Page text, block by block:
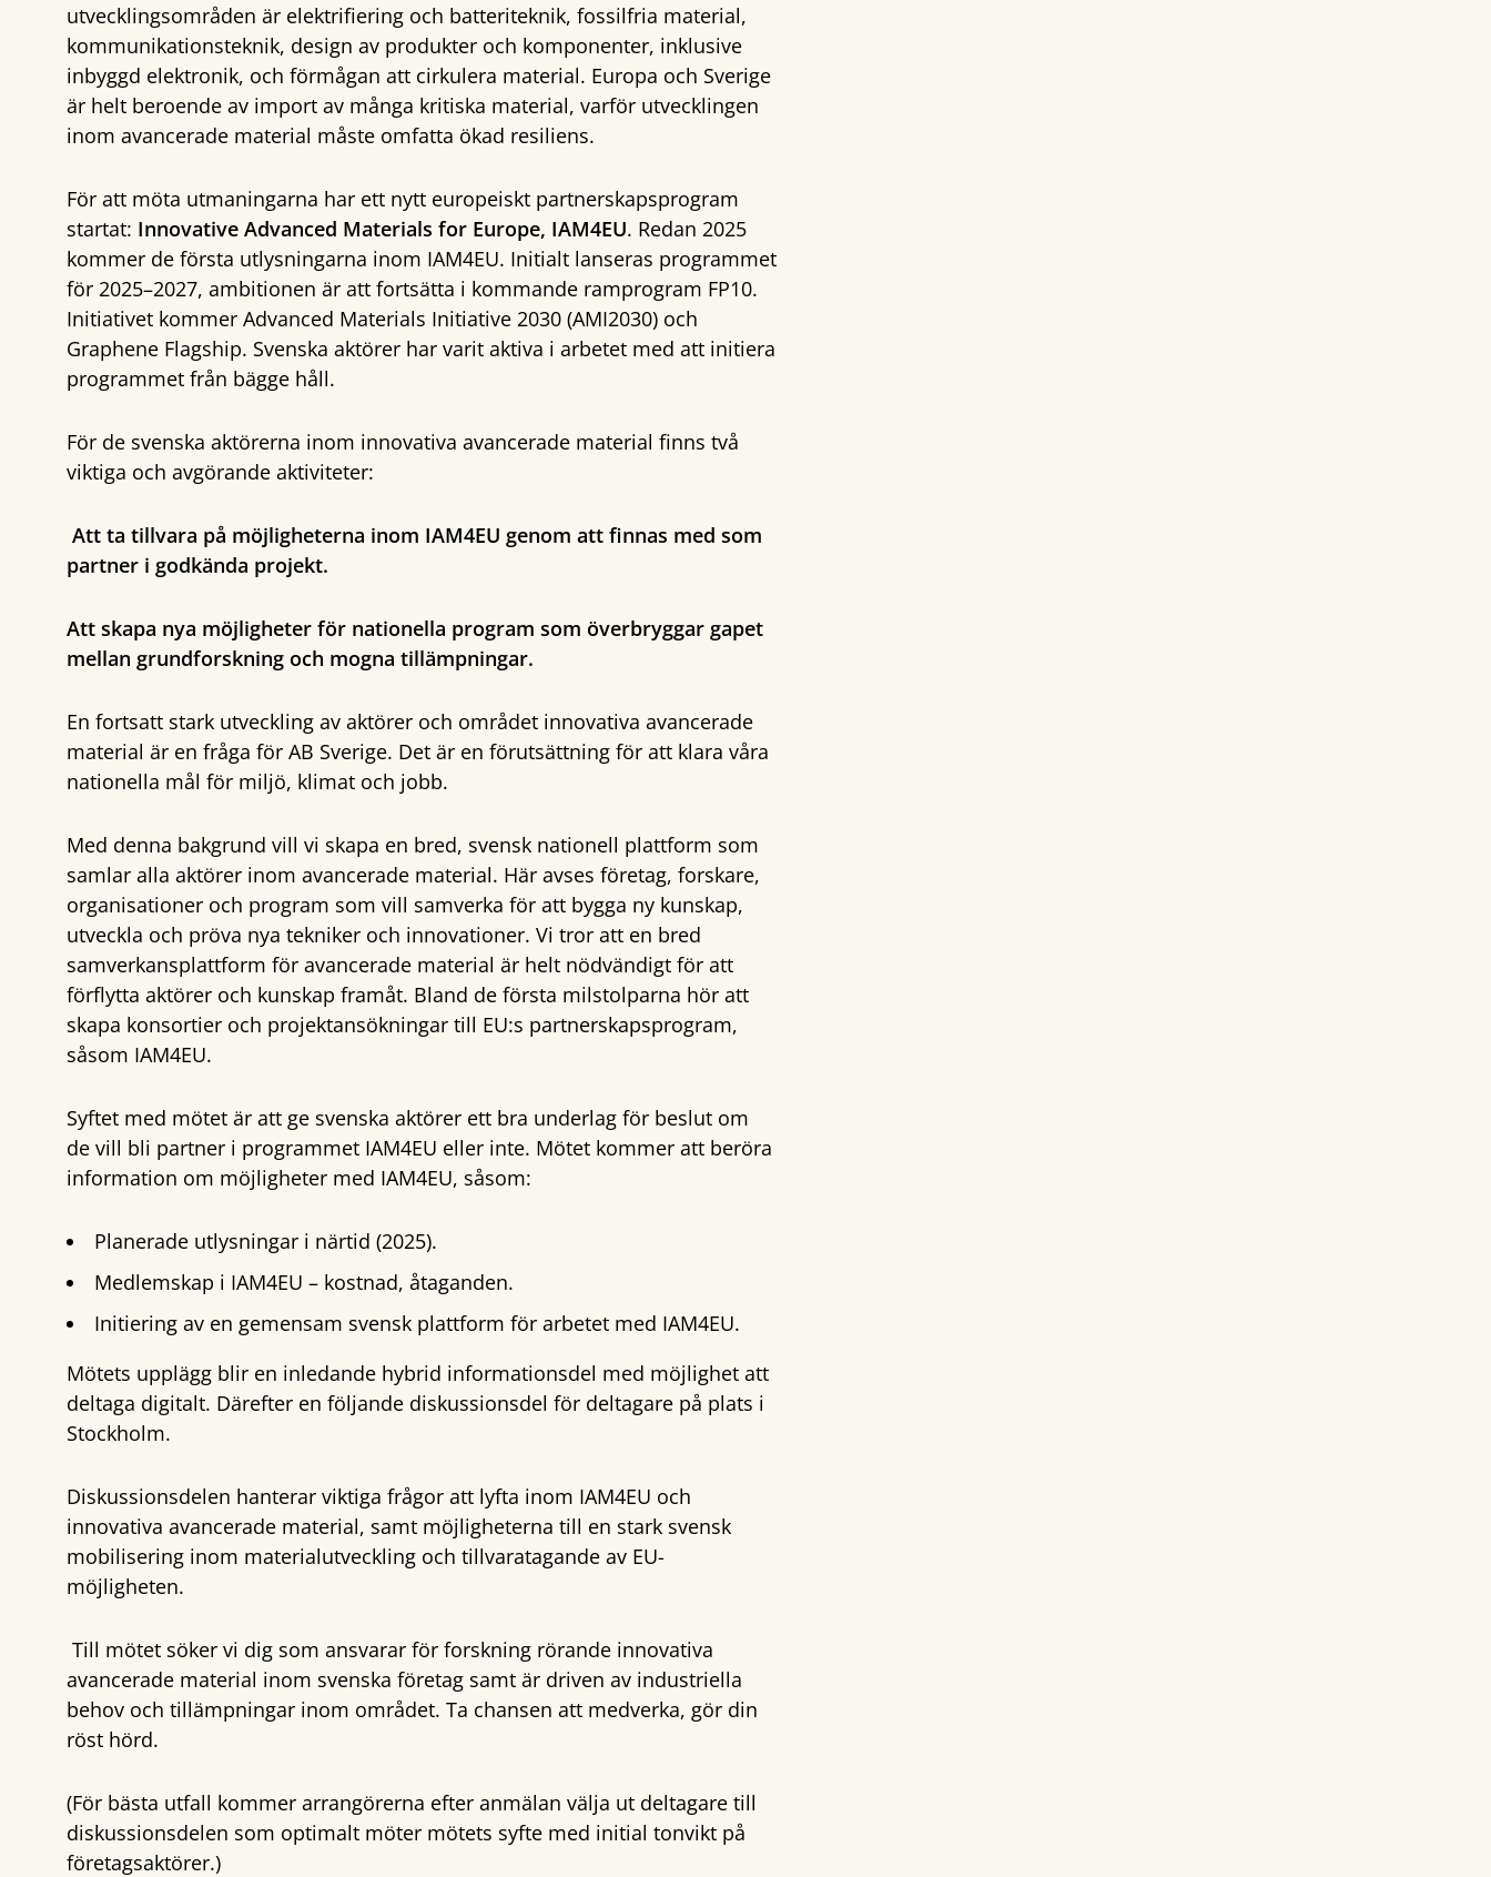
utvecklingsområden är elektrifiering och batteriteknik, fossilfria material,
kommunikationsteknik, design av produkter och komponenter, inklusive
inbyggd elektronik, och förmågan att cirkulera material. Europa och Sverige
är helt beroende av import av många kritiska material, varför utvecklingen
inom avancerade material måste omfatta ökad resiliens.
För att möta utmaningarna har ett nytt europeiskt partnerskapsprogram
startat: Innovative Advanced Materials for Europe, IAM4EU. Redan 2025
kommer de första utlysningarna inom IAM4EU. Initialt lanseras programmet
för 2025–2027, ambitionen är att fortsätta i kommande ramprogram FP10.
Initiativet kommer Advanced Materials Initiative 2030 (AMI2030) och
Graphene Flagship. Svenska aktörer har varit aktiva i arbetet med att initiera
programmet från bägge håll.
För de svenska aktörerna inom innovativa avancerade material finns två
viktiga och avgörande aktiviteter:
Att ta tillvara på möjligheterna inom IAM4EU genom att finnas med som
partner i godkända projekt.
Att skapa nya möjligheter för nationella program som överbryggar gapet
mellan grundforskning och mogna tillämpningar.
En fortsatt stark utveckling av aktörer och området innovativa avancerade
material är en fråga för AB Sverige. Det är en förutsättning för att klara våra
nationella mål för miljö, klimat och jobb.
Med denna bakgrund vill vi skapa en bred, svensk nationell plattform som
samlar alla aktörer inom avancerade material. Här avses företag, forskare,
organisationer och program som vill samverka för att bygga ny kunskap,
utveckla och pröva nya tekniker och innovationer. Vi tror att en bred
samverkansplattform för avancerade material är helt nödvändigt för att
förflytta aktörer och kunskap framåt. Bland de första milstolparna hör att
skapa konsortier och projektansökningar till EU:s partnerskapsprogram,
såsom IAM4EU.
Syftet med mötet är att ge svenska aktörer ett bra underlag för beslut om
de vill bli partner i programmet IAM4EU eller inte. Mötet kommer att beröra
information om möjligheter med IAM4EU, såsom:
Planerade utlysningar i närtid (2025).
Medlemskap i IAM4EU – kostnad, åtaganden.
Initiering av en gemensam svensk plattform för arbetet med IAM4EU.
Mötets upplägg blir en inledande hybrid informationsdel med möjlighet att
deltaga digitalt. Därefter en följande diskussionsdel för deltagare på plats i
Stockholm.
Diskussionsdelen hanterar viktiga frågor att lyfta inom IAM4EU och
innovativa avancerade material, samt möjligheterna till en stark svensk
mobilisering inom materialutveckling och tillvaratagande av EU-
möjligheten.
Till mötet söker vi dig som ansvarar för forskning rörande innovativa
avancerade material inom svenska företag samt är driven av industriella
behov och tillämpningar inom området. Ta chansen att medverka, gör din
röst hörd.
(För bästa utfall kommer arrangörerna efter anmälan välja ut deltagare till
diskussionsdelen som optimalt möter mötets syfte med initial tonvikt på
företagsaktörer.)